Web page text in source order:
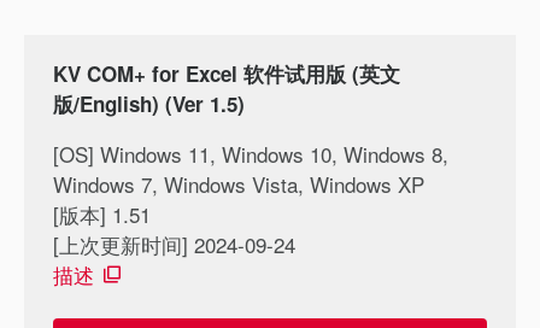
KV COM+ for Excel 软件试用版 (英文
版/English) (Ver 1.5)
[OS] Windows 11, Windows 10, Windows 8,
Windows 7, Windows Vista, Windows XP
[版本] 1.51
[上次更新时间] 2024-09-24
描述